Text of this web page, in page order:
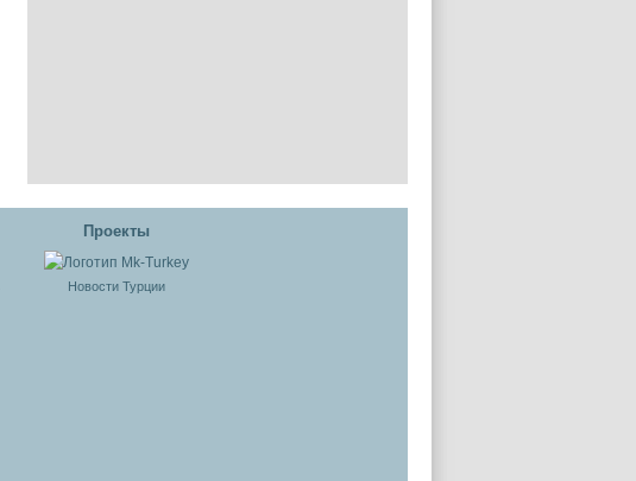
Проекты
Новости Турции